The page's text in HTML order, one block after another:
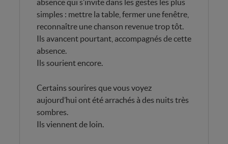
absence qui s’invite dans les gestes les plus
simples : mettre la table, fermer une fenêtre,
reconnaître une chanson revenue trop tôt.
Ils avancent pourtant, accompagnés de cette
absence.
Ils sourient encore.
Certains sourires que vous voyez
aujourd’hui ont été arrachés à des nuits très
sombres.
Ils viennent de loin.